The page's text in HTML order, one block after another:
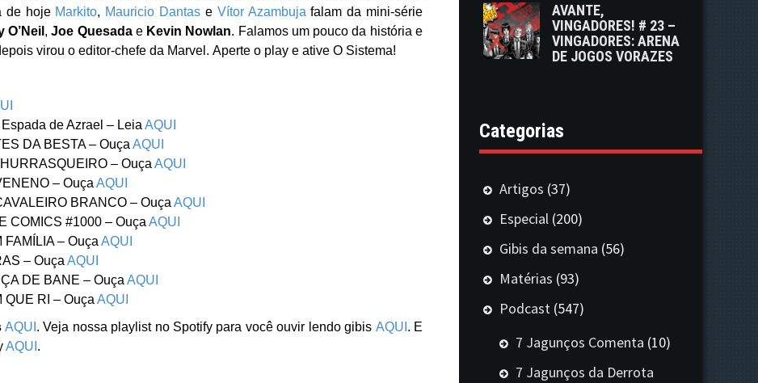
de hoje Markito, Mauricio Dantas e Vítor Azambuja falam da mini-série
O’Neil ,Joe Quesadae Kevin Nowlan. Falamos um pouco da história e
virou o editor-chefe da Marvel. Aperte o play e ative O Sistema!
de Azrael – Leia AQUI
DA BESTA – Ouça AQUI
– Ouça AQUI
– Ouça AQUI
BRANCO – Ouça AQUI
COMICS #1000 – Ouça AQUI
FAMÍLIA – Ouça AQUI
– Ouça AQUI
DE BANE – Ouça AQUI
QUE RI – Ouça AQUI
AQUI . Veja nossa playlist no Spotify para você ouvir lendo gibis AQUI . E
AQUI .
AVANTE,
VINGADORES! # 23 –
VINGADORES: ARENA
DE JOGOS VORAZES
Categorias
Artigos (37)
Especial (200)
Gibis da semana (56)
Matérias (93)
Podcast (547)
7 Jagunços Comenta (10)
7 Jagunços da Derrota